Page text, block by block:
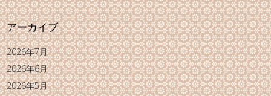
アーカイブ
2026年7月
2026年6月
2026年5月